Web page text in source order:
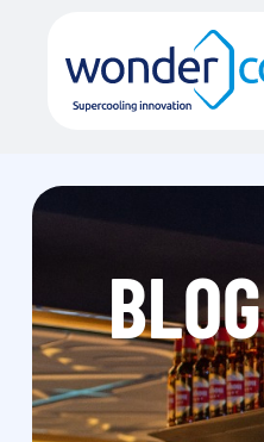
BLOG